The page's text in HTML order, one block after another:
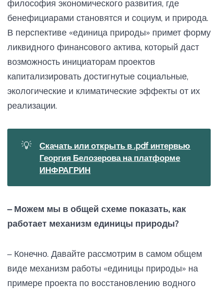
философия экономического развития, где
бенефициарами становятся и социум, и природа.
В перспективе «единица природы» примет форму
ликвидного финансового актива, который даст
возможность инициаторам проектов
капитализировать достигнутые социальные,
экологические и климатические эффекты от их
реализации.
💡
Скачать или открыть в .pdf интервью
Георгия Белозерова на платформе
ИНФРАГРИН
– Можем мы в общей схеме показать, как
работает механизм единицы природы?
– Конечно. Давайте рассмотрим в самом общем
виде механизм работы «единицы природы» на
примере проекта по восстановлению водного